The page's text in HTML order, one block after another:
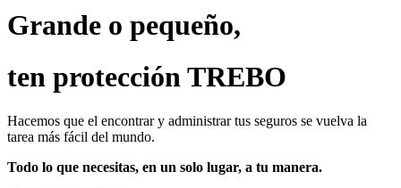
Grande o pequeño,
ten protección TREBO
Hacemos que el encontrar y administrar tus seguros se vuelva la
tarea más fácil del mundo.
Todo lo que necesitas, en un solo lugar, a tu manera.